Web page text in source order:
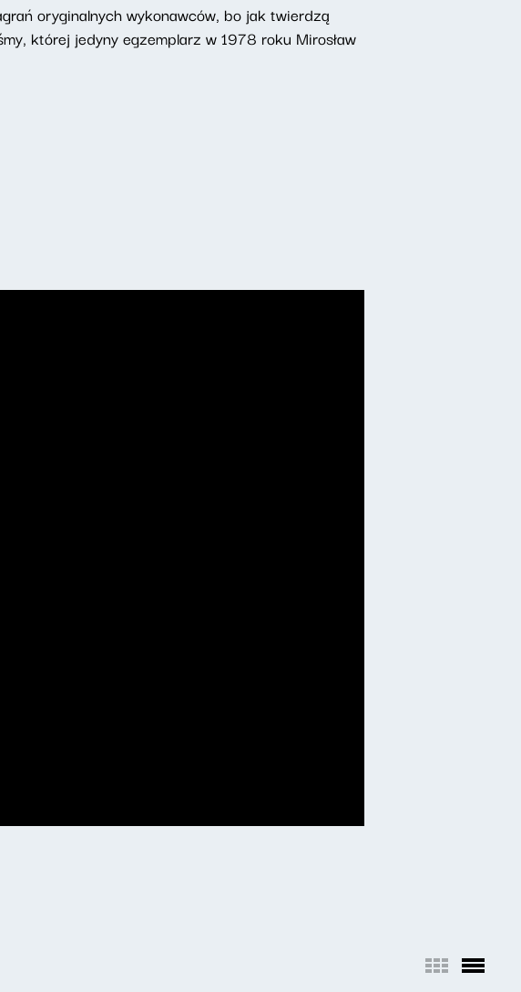
oryginalnych wykonawców, bo jak twierdzą
której jedyny egzemplarz w 1978 roku Mirosław